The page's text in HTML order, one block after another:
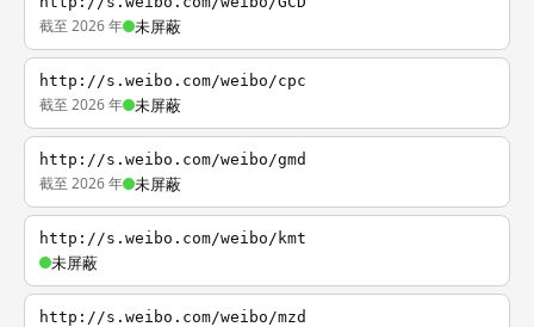
截至 2026 年 未屏蔽
http://s.weibo.com/weibo/cpc
截至 2026 年 未屏蔽
http://s.weibo.com/weibo/gmd
截至 2026 年 未屏蔽
http://s.weibo.com/weibo/kmt
未屏蔽
http://s.weibo.com/weibo/mzd